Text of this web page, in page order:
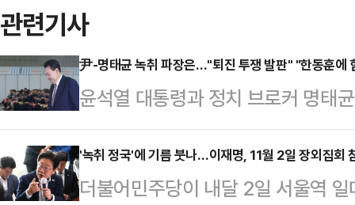
관련기사
尹-명태균 녹취 파장은…"퇴진 투쟁 발판" "한동훈에
윤석열 대통령과 정치 브로커 명태
이 여권에 더욱 불리한 지형이 됐다
공천해야 한다는 뜻을 공천관리위
용이 담겼다. 음성을 공개한 더불
'녹취 정국'에 기름 붓나…이재명, 11월 2일 장외집회
더불어민주당이 내달 2일 서울역